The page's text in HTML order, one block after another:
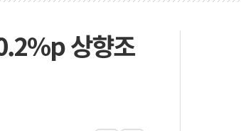
군 1함대 창설 80주년…지역과 함께하는 '선봉'의 대민
보] 북, 원산서 동해로 단거리 탄도미사일 1발 발사… 올
상향조